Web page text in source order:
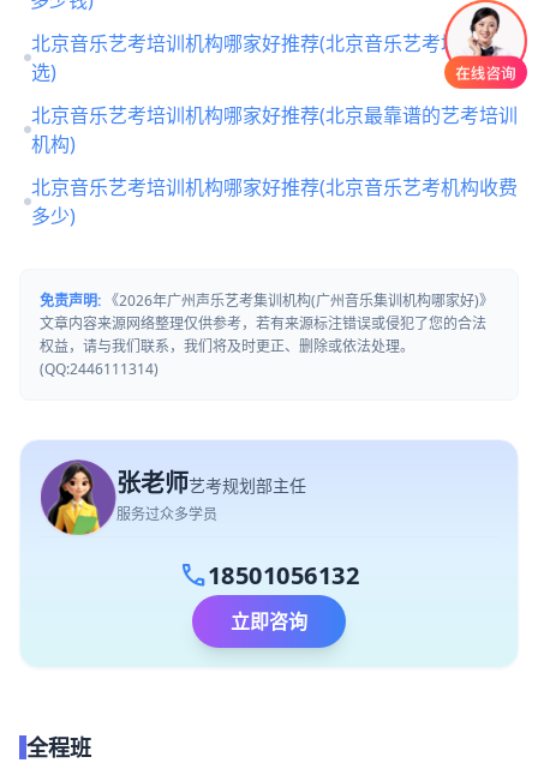
北京音乐艺考培训机构哪家好推荐(北京音乐艺考培训怎么
选)
北京音乐艺考培训机构哪家好推荐(北京最靠谱的艺考培训
机构)
北京音乐艺考培训机构哪家好推荐(北京音乐艺考机构收费
多少)
免责声明: 《2026年广州声乐艺考集训机构(广州音乐集训机构哪家好)》
文章内容来源网络整理仅供参考，若有来源标注错误或侵犯了您的合法
权益，请与我们联系，我们将及时更正、删除或依法处理。
(QQ:2446111314)
张老师艺考规划部主任
服务过众多学员
call18501056132
立即咨询
全程班